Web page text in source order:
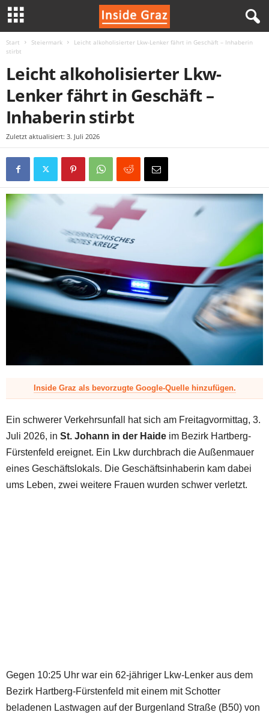
Start Steiermark
Leicht alkoholisierter Lkw-Lenker fährt in Geschäft – Inhaberin
stirbt
Leicht alkoholisierter Lkw-
Lenker fährt in Geschäft –
Inhaberin stirbt
Zuletzt aktualisiert: 3. Juli 2026
Inside Graz als bevorzugte Google-Quelle hinzufügen.
Ein schwerer Verkehrsunfall hat sich am Freitagvormittag, 3.
Juli 2026, in St. Johann in der Haide im Bezirk Hartberg-
Fürstenfeld ereignet. Ein Lkw durchbrach die Außenmauer
eines Geschäftslokals. Die Geschäftsinhaberin kam dabei
ums Leben, zwei weitere Frauen wurden schwer verletzt.
Gegen 10:25 Uhr war ein 62-jähriger Lkw-Lenker aus dem
Bezirk Hartberg-Fürstenfeld mit einem mit Schotter
beladenen Lastwagen auf der Burgenland Straße (B50) von